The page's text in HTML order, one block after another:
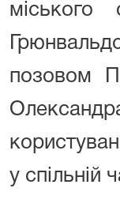
позовом
у спільній